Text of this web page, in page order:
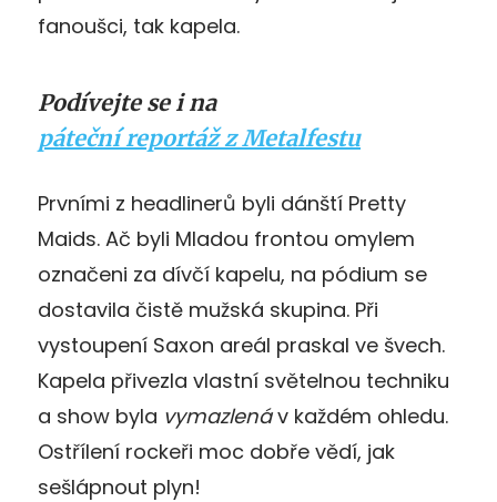
fanoušci, tak kapela.
Podívejte se i na
páteční reportáž z Metalfestu
Prvními z headlinerů byli dánští Pretty
Maids. Ač byli Mladou frontou omylem
označeni za dívčí kapelu, na pódium se
dostavila čistě mužská skupina. Při
vystoupení Saxon areál praskal ve švech.
Kapela přivezla vlastní světelnou techniku
a show byla vymazlenáv každém ohledu.
Ostřílení rockeři moc dobře vědí, jak
sešlápnout plyn!